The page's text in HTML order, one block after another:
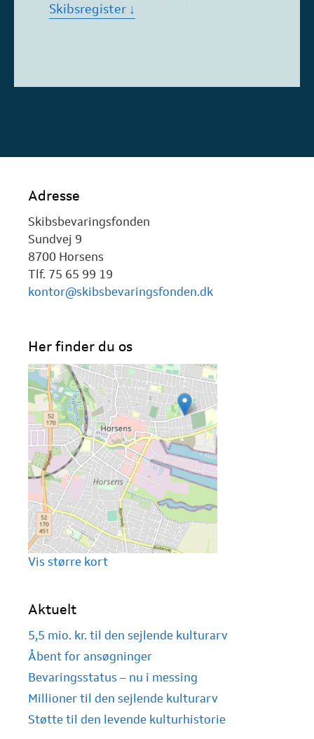
Skibsregister ↓
Adresse
Skibsbevaringsfonden
Sundvej 9
8700 Horsens
Tlf. 75 65 99 19
kontor@skibsbevaringsfonden.dk
Her finder du os
Vis større kort
Aktuelt
5,5 mio. kr. til den sejlende kulturarv
Åbent for ansøgninger
Bevaringsstatus – nu i messing
Millioner til den sejlende kulturarv
Støtte til den levende kulturhistorie